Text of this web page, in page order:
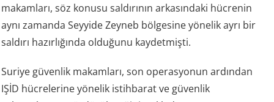
makamları, söz konusu saldırının arkasındaki hücrenin
aynı zamanda Seyyide Zeyneb bölgesine yönelik ayrı bir
saldırı hazırlığında olduğunu kaydetmişti.
Suriye güvenlik makamları, son operasyonun ardından
IŞİD hücrelerine yönelik istihbarat ve güvenlik